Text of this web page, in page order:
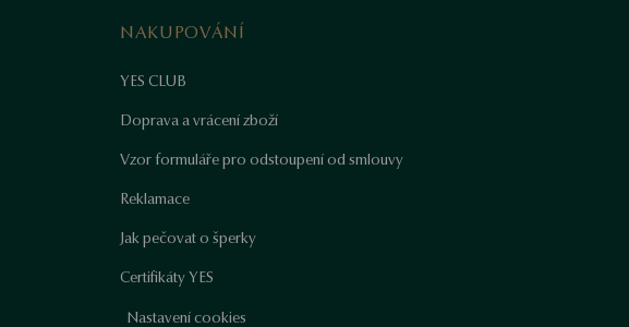
NAKUPOVÁNÍ
YES CLUB
Doprava a vrácení zboží
Vzor formuláře pro odstoupení od smlouvy
Reklamace
Jak pečovat o šperky
Certifikáty YES
Nastavení cookies